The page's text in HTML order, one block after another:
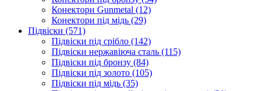
Конектори Gunmetal (12)
Конектори під мідь (29)
Підвіски (571)
Підвіски під срібло (142)
Підвіски нержавіюча сталь (115)
Підвіски під бронзу (84)
Підвіски під золото (105)
Підвіски під мідь (35)